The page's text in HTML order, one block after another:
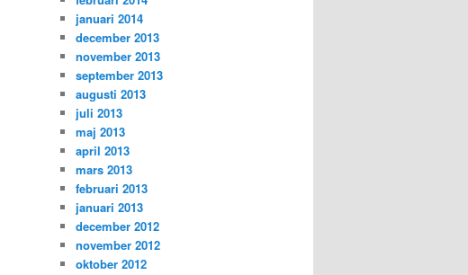
januari 2014
december 2013
november 2013
september 2013
augusti 2013
juli 2013
maj 2013
april 2013
mars 2013
februari 2013
januari 2013
december 2012
november 2012
oktober 2012